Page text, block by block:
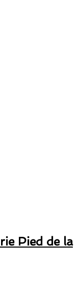
Pied de la